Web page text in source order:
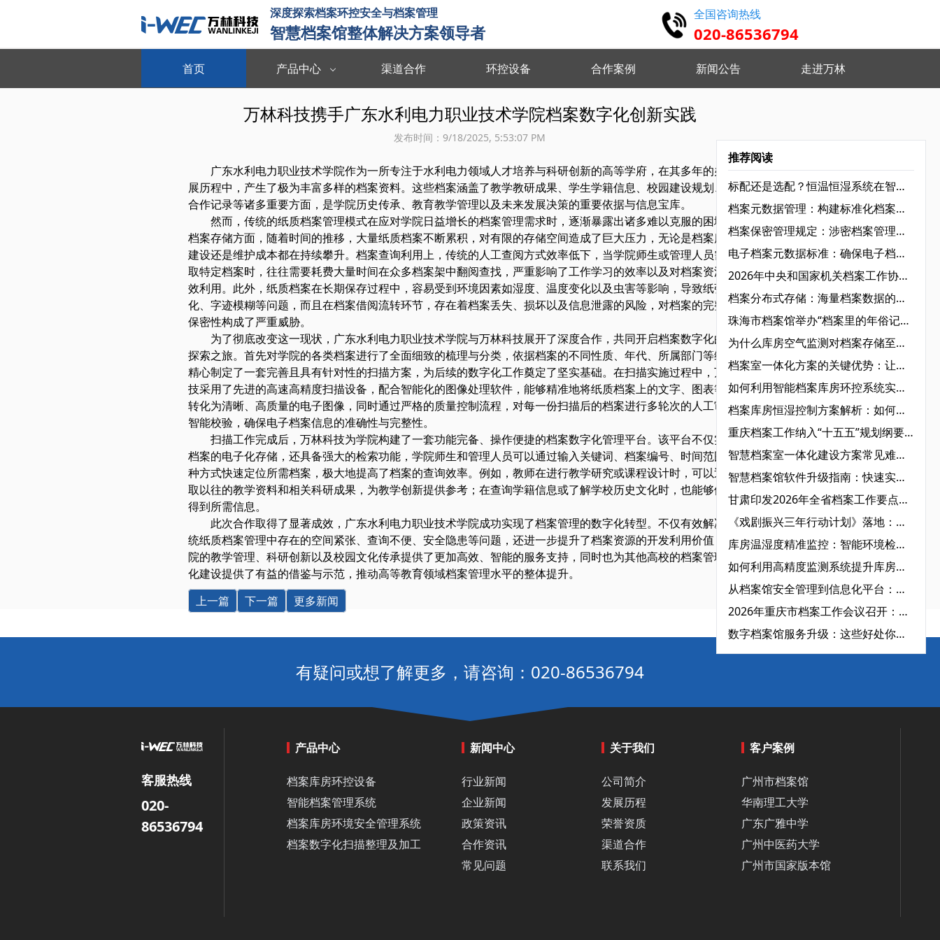
深度探索档案环控安全与档案管理
智慧档案馆整体解决方案领导者
全国咨询热线
020-86536794
首页 产品中心
档案库房环境安全管理系统
实时监控 远程管理 无人值守 十重防护
智能档案管理系统
监管追溯 数据共享 档案认证 档案利用
档案数字化扫描整理与加工
清点登记 拆除修复 去污纠偏 检查挂接
渠道合作 环控设备 合作案例 新闻公告 走进万林
万林科技携手广东水利电力职业技术学院档案数字化创新实践
发布时间：9/18/2025, 5:53:07 PM
广东水利电力职业技术学院作为一所专注于水利电力领域人才培养与科研创新的高等学府，在其多年的办学发
展历程中，产生了极为丰富多样的档案资料。这些档案涵盖了教学教研成果、学生学籍信息、校园建设规划、校企
合作记录等诸多重要方面，是学院历史传承、教育教学管理以及未来发展决策的重要依据与信息宝库。
然而，传统的纸质档案管理模式在应对学院日益增长的档案管理需求时，逐渐暴露出诸多难以克服的困境。在
档案存储方面，随着时间的推移，大量纸质档案不断累积，对有限的存储空间造成了巨大压力，无论是档案库房的
建设还是维护成本都在持续攀升。档案查询利用上，传统的人工查阅方式效率低下，当学院师生或管理人员需要调
取特定档案时，往往需要耗费大量时间在众多档案架中翻阅查找，严重影响了工作学习的效率以及对档案资源的有
效利用。此外，纸质档案在长期保存过程中，容易受到环境因素如湿度、温度变化以及虫害等影响，导致纸张老
化、字迹模糊等问题，而且在档案借阅流转环节，存在着档案丢失、损坏以及信息泄露的风险，对档案的完整性和
保密性构成了严重威胁。
为了彻底改变这一现状，广东水利电力职业技术学院与万林科技展开了深度合作，共同开启档案数字化的创新
探索之旅。首先对学院的各类档案进行了全面细致的梳理与分类，依据档案的不同性质、年代、所属部门等维度，
精心制定了一套完善且具有针对性的扫描方案，为后续的数字化工作奠定了坚实基础。在扫描实施过程中，万林科
技采用了先进的高速高精度扫描设备，配合智能化的图像处理软件，能够精准地将纸质档案上的文字、图表等信息
转化为清晰、高质量的电子图像，同时通过严格的质量控制流程，对每一份扫描后的档案进行多轮次的人工审核与
智能校验，确保电子档案信息的准确性与完整性。
扫描工作完成后，万林科技为学院构建了一套功能完备、操作便捷的档案数字化管理平台。该平台不仅实现了
档案的电子化存储，还具备强大的检索功能，学院师生和管理人员可以通过输入关键词、档案编号、时间范围等多
种方式快速定位所需档案，极大地提高了档案的查询效率。例如，教师在进行教学研究或课程设计时，可以迅速获
取以往的教学资料和相关科研成果，为教学创新提供参考；在查询学籍信息或了解学校历史文化时，也能够便捷地
得到所需信息。
此次合作取得了显著成效，广东水利电力职业技术学院成功实现了档案管理的数字化转型。不仅有效解决了传
统纸质档案管理中存在的空间紧张、查询不便、安全隐患等问题，还进一步提升了档案资源的开发利用价值，为学
院的教学管理、科研创新以及校园文化传承提供了更加高效、智能的服务支持，同时也为其他高校的档案管理现代
化建设提供了有益的借鉴与示范，推动高等教育领域档案管理水平的整体提升。
推荐阅读
标配还是选配？恒温恒湿系统在智慧档案馆里的真实角色
档案元数据管理：构建标准化档案资源库的基础‌
档案保密管理规定：涉密档案管理的“红线”与“底线”‌
电子档案元数据标准：确保电子档案长期可用的关键‌
2026年中央和国家机关档案工作协作组组长会议在京召开：锚定“十五五”开局，加速档案工作现代化转型‌
档案分布式存储：海量档案数据的高效管理方案
珠海市档案馆举办“档案里的年俗记忆，指尖上的非遗传承”主题活动‌
为什么库房空气监测对档案存储至关重要？详解空气质量监测系统的核心价值
档案室一体化方案的关键优势：让档案管理更智能
如何利用智能档案库房环控系统实现精准温湿度监控？
档案库房恒湿控制方案解析：如何满足档案室恒温恒湿标准？
重庆档案工作纳入“十五五”规划纲要：以“人工智能+档案”驱动数智转型，打造西部标杆‌
智慧档案室一体化建设方案常见难点及应对策略‌
智慧档案馆软件升级指南：快速实现数字化管理
甘肃印发2026年全省档案工作要点：以数字转型为牵引，全面构建档案事业现代化新格局‌
《戏剧振兴三年行动计划》落地：艺术档案管理迎来系统性规范与数字化升级‌
库房温湿度精准监控：智能环境检测助你全面掌控‌
如何利用高精度监测系统提升库房空气质量？智能环境检测全解析‌
从档案馆安全管理到信息化平台：智慧档案馆的全维度解决方案
2026年重庆市档案工作会议召开：锚定“人工智能+档案”行动，擘画“十五五”档案事业新蓝图‌
数字档案馆服务升级：这些好处你知道几个？‌
档案室智慧化管理「四步走」：环境监控+智能存取+流程优化+服务升级‌
上一篇 下一篇 更多新闻
有疑问或想了解更多，请咨询：020-86536794
客服热线
020-
86536794
产品中心
档案库房环控设备
智能档案管理系统
档案库房环境安全管理系统
档案数字化扫描整理及加工
新闻中心
行业新闻
企业新闻
政策资讯
合作资讯
常见问题
关于我们
公司简介
发展历程
荣誉资质
渠道合作
联系我们
客户案例
广州市档案馆
华南理工大学
广东广雅中学
广州中医药大学
广州市国家版本馆